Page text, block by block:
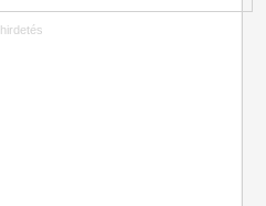
hirdetés